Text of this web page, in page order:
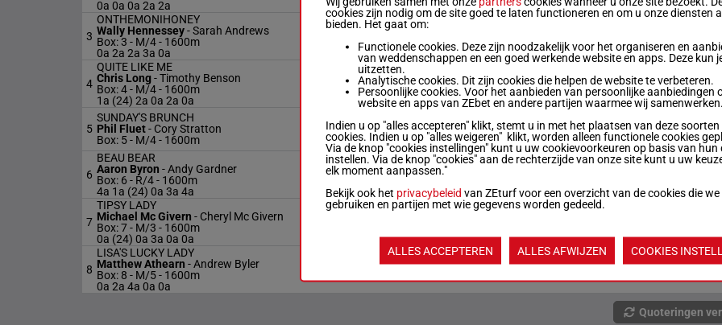
0a 0a 0a 2a 2a
3
ONTHEMONIHONEY
Wally Hennessey-Sarah Andrews
Box: 3 - M/4 - 1600m
0a 2a 2a 3a 0a
4
QUITE LIKE ME
Chris Long-Timothy Benson
Box: 4 - M/4 - 1600m
1a (24) 2a 0a 2a 0a
M/4 1600m 1a (24) 2a 0a 2a 0a
5
SUNDAY'S BRUNCH
Phil Fluet- Cory Stratton
Box: 5 - M/4 - 1600m
M/4 1600m
6
BEAU BEAR
Aaron Byron -Andy Gardner
Box: 6 - R/4 - 1600m
4a 1a (24) 0a 3a 4a
R/4 1600m 4a 1a (24) 0a 3a 4a
7
TIPSY LADY
Michael Mc Givern - Cheryl Mc Givern
Box: 7 - M/3 - 1600m
0a (24) 0a 3a 0a 0a
8
LISA'S LUCKY LADY
Matthew Athearn -Andrew Byler
Box: 8 - M/5 - 1600m
0a 2a 4a 0a 0a
Quoteringen
cookies zijn nodig om de site goed te laten functioneren en om u onze diensten
bieden. Het gaat om:
Functionele cookies. Deze zijn noodzakelijk voor het organiseren en
van weddenschappen en een goed werkende website en apps. Deze kun
uitzetten.
Analytische cookies. Dit zijn cookies die helpen de website te verbeteren.
Persoonlijke cookies. Voor het aanbieden van persoonlijke aanbiedingen
website en apps van ZEbet en andere partijen waarmee wij
Indien u op "alles accepteren" klikt, stemt u in met het plaatsen van deze soorten
cookies. Indien u op "alles weigeren" klikt, worden alleen functionele cookies
Via de knop "cookies instellingen" kunt u uw cookievoorkeuren op basis van hun
instellen. Via de knop "cookies" aan de rechterzijde van onze site kunt u uw
elk moment aanpassen."
Bekijk ook het privacybeleid van ZEturf voor een overzicht van de cookies die we
gebruiken en partijen met wie gegevens worden gedeeld.
ALLES ACCEPTEREN ALLES AFWIJZEN COOKIES